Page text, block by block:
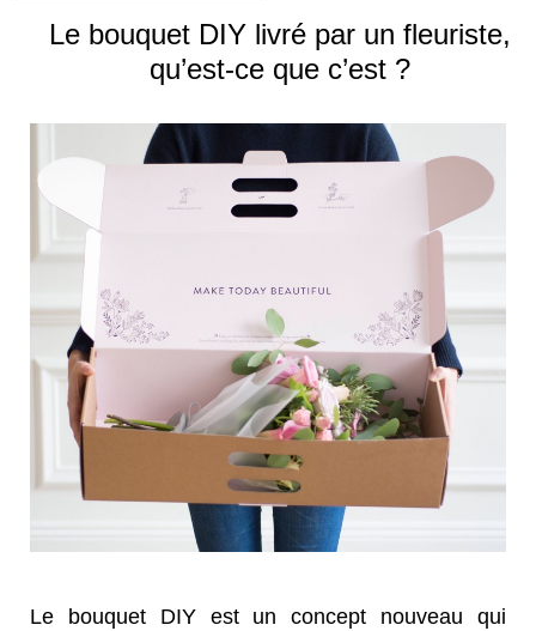
Le bouquet DIY livré par un fleuriste,
qu’est-ce que c’est ?
Le bouquet DIY est un concept nouveau qui